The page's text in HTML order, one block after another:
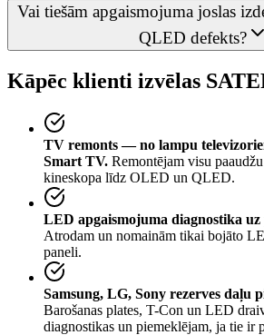
Vai tiešām apgaismojuma joslas
QLED defekts?
Kāpēc klienti izvēlas
TV remonts — no lampu
Smart TV. Remontējam visu
kineskopa līdz OLED un QLED.
LED apgaismojuma diagnostika uz
Atrodam un nomainām tikai bojāto
paneli.
Samsung, LG, Sony rezerves daļu
Barošanas plates, T-Con un LED
diagnostikas un piemeklējam, ja tie ir